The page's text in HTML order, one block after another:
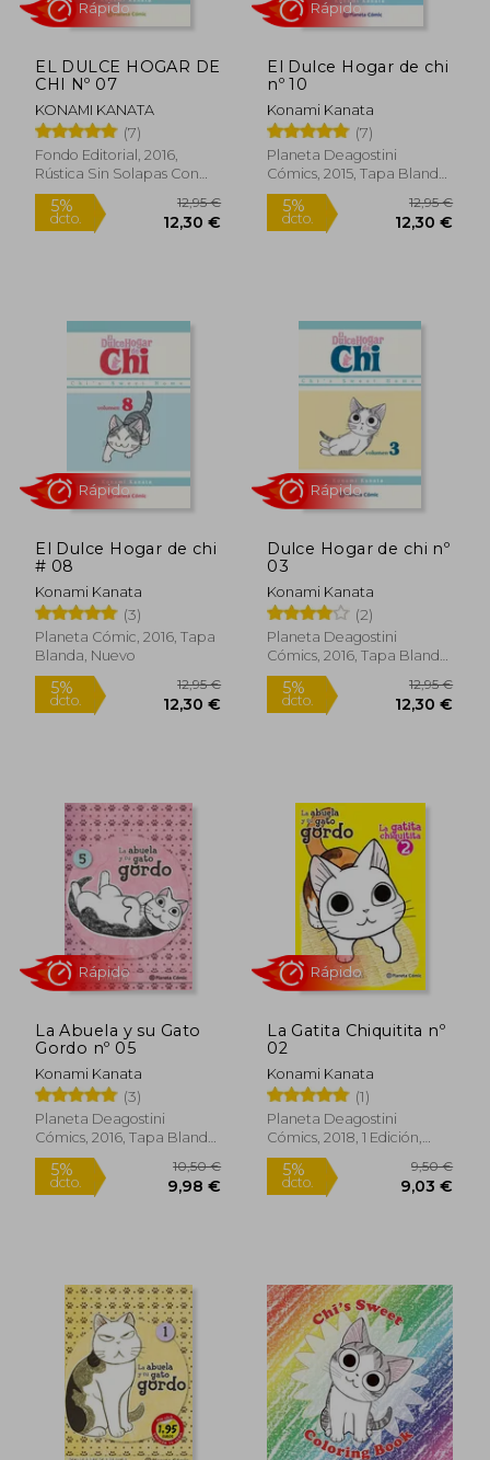
5% 12,95 €
Rápido
5%
Rápido
EL DULCE HOGAR DE
CHI Nº 07
KONAMI KANATA
(7)
Fondo Editorial, 2016,
Rústica Sin Solapas Con
S/cub., Nuevo
Rápido
El Dulce Hogar de chi
nº 10
Konami Kanata
(7)
Planeta Deagostini
Cómics, 2015, Tapa Blanda,
Nuevo
Rápido
El Dulce Hogar de chi
# 08
Konami Kanata
(3)
Planeta Cómic, 2016, Tapa
Blanda, Nuevo
5%
dcto. 12,30 €
Rápido
Dulce Hogar de chi nº
03
Konami Kanata
(2)
Planeta Deagostini
Cómics, 2016, Tapa Blanda,
Nuevo
5%
dcto.
Rápido
La Abuela y su Gato
Gordo nº 05
Konami Kanata
(3)
Planeta Deagostini
Cómics, 2016, Tapa Blanda,
Nuevo
La Gatita Chiquitita nº
02
Konami Kanata
(1)
Planeta Deagostini
Cómics, 2018, 1 Edición,
Tapa Blanda, Nuevo